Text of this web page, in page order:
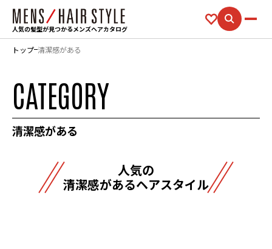
人気の髪型が見つかるメンズヘアカタログ
トップ 清潔感がある
CATEGORY
清潔感がある
人気の
清潔感があるヘアスタイル